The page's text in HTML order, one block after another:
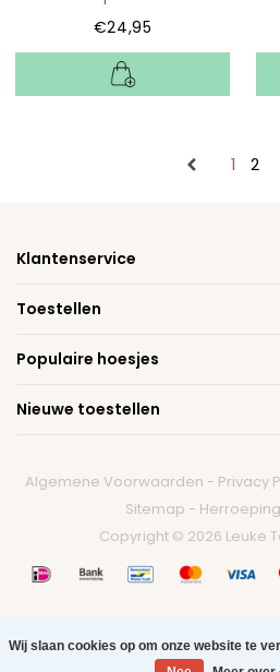
€24,95
1 2
Klantenservice
Toestellen
Populaire hoesjes
Nieuwe toestellen
Algemene Voorwaarden - Privacy
Sitemap -
Copyright © 2026 Leuke
Wij slaan cookies op om onze website te